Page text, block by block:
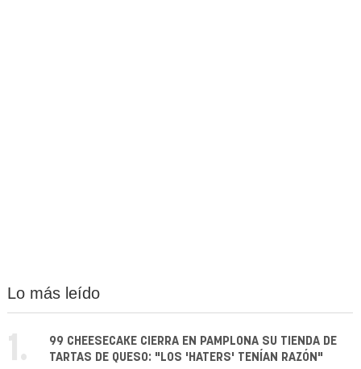
Lo más leído
1.
99 CHEESECAKE CIERRA EN PAMPLONA SU TIENDA DE
TARTAS DE QUESO: "LOS 'HATERS' TENÍAN RAZÓN"